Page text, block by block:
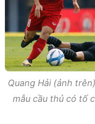
Quang Hải (ảnh
mẫu cầu thủ có tố